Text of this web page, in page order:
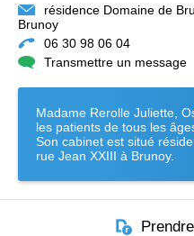
résidence Domaine de
Brunoy
06 30 98 06 04
Transmettre un message
Madame Rerolle Juliette,
les patients de tous les
Son cabinet est situé
rue Jean XXIII à Brunoy.